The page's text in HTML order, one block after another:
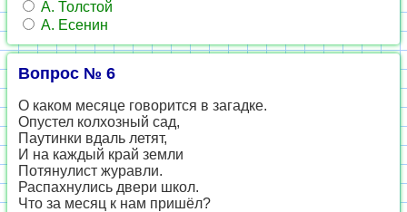
А. Толстой
А. Есенин
Вопрос № 6
О каком месяце говорится в загадке.
Опустел колхозный сад,
Паутинки вдаль летят,
И на каждый край земли
Потянулист журавли.
Распахнулись двери школ.
Что за месяц к нам пришёл?